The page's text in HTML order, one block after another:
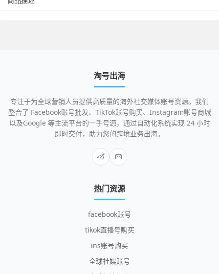
淘号出海
专注于为全球营销人员提供高质量的海外社交媒体账号资源。我们
整合了 Facebook账号批发、TikTok账号购买、Instagram账号商城
以及Google 等主流平台的一手号源，通过自动化系统实现 24 小时
即时交付，助力您的跨境业务出海。
热门资源
facebook账号
tikok直播号购买
ins账号购买
全球社媒账号